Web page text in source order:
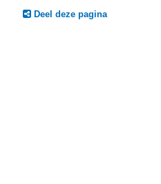
Deel deze pagina